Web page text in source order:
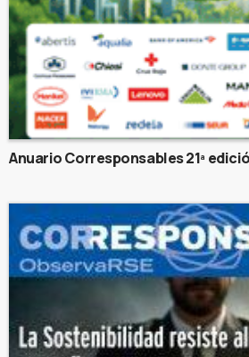
Anuario Corresponsables 21ª